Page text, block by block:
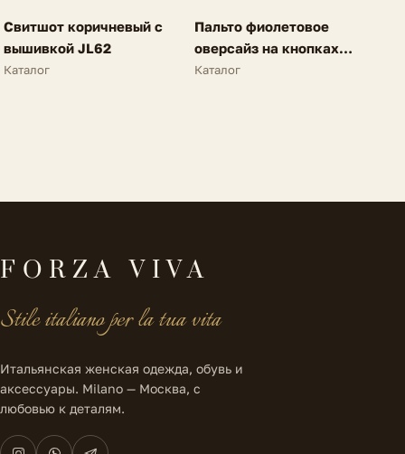
NEW
FV
Свитшот коричневый с
вышивкой JL62
Каталог
SALE
FV
Пальто фиолетовое
оверсайз на кнопках
A62
Каталог
FORZA VIVA
Stile italiano per la tua vita
Итальянская женская одежда, обувь и
аксессуары. Milano — Москва, с
любовью к деталям.